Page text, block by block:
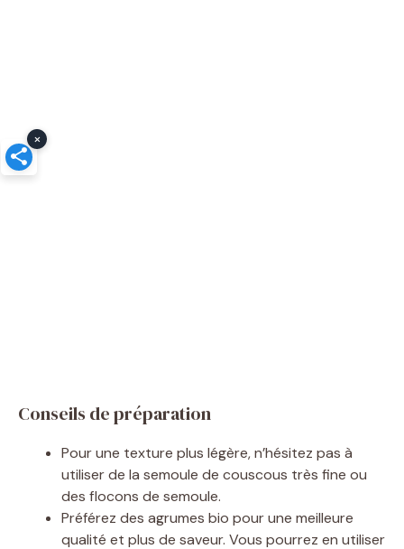
Conseils de préparation
Pour une texture plus légère, n’hésitez pas à
utiliser de la semoule de couscous très fine ou
des flocons de semoule.
Préférez des agrumes bio pour une meilleure
qualité et plus de saveur. Vous pourrez en utiliser
×